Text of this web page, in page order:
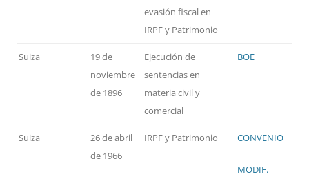
evasión fiscal en
IRPF y Patrimonio
Suiza
19 de
noviembre
de 1896
Ejecución de
sentencias en
materia civil y
comercial
BOE
Suiza
26 de abril
de 1966
IRPF y Patrimonio CONVENIO
MODIF.